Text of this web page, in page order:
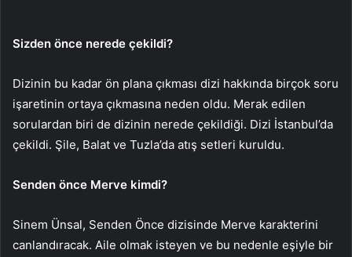
Sizden önce nerede çekildi?
Dizinin bu kadar ön plana çıkması dizi hakkında birçok soru
işaretinin ortaya çıkmasına neden oldu. Merak edilen
sorulardan biri de dizinin nerede çekildiği. Dizi İstanbul’da
çekildi. Şile, Balat ve Tuzla’da atış setleri kuruldu.
Senden önce Merve kimdi?
Sinem Ünsal, Senden Önce dizisinde Merve karakterini
canlandıracak. Aile olmak isteyen ve bu nedenle eşiyle bir